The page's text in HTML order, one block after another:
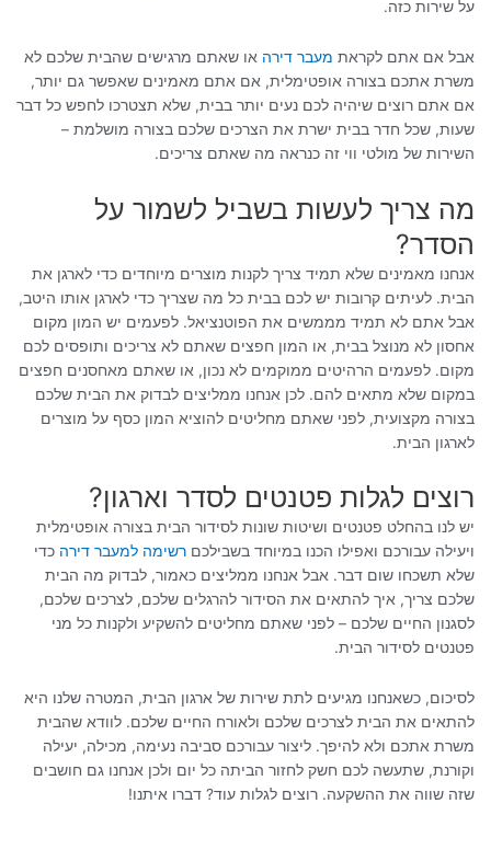
על שירות כזה.
אבל אם אתם לקראת מעבר דירה או שאתם מרגישים שהבית שלכם לא
משרת אתכם בצורה אופטימלית, אם אתם מאמינים שאפשר גם יותר,
אם אתם רוצים שיהיה לכם נעים יותר בבית, שלא תצטרכו לחפש כל דבר
שעות, שכל חדר בבית ישרת את הצרכים שלכם בצורה מושלמת –
השירות של מולטי ווי זה כנראה מה שאתם צריכים.
מה צריך לעשות בשביל לשמור על
הסדר?
אנחנו מאמינים שלא תמיד צריך לקנות מוצרים מיוחדים כדי לארגן את
הבית. לעיתים קרובות יש לכם בבית כל מה שצריך כדי לארגן אותו היטב,
אבל אתם לא תמיד מממשים את הפוטנציאל. לפעמים יש המון מקום
אחסון לא מנוצל בבית, או המון חפצים שאתם לא צריכים ותופסים לכם
מקום. לפעמים הרהיטים ממוקמים לא נכון, או שאתם מאחסנים חפצים
במקום שלא מתאים להם. לכן אנחנו ממליצים לבדוק את הבית שלכם
בצורה מקצועית, לפני שאתם מחליטים להוציא המון כסף על מוצרים
לארגון הבית.
רוצים לגלות פטנטים לסדר וארגון?
יש לנו בהחלט פטנטים ושיטות שונות לסידור הבית בצורה אופטימלית
ויעילה עבורכם ואפילו הכנו במיוחד בשבילכם רשימה למעבר דירה כדי
שלא תשכחו שום דבר. אבל אנחנו ממליצים כאמור, לבדוק מה הבית
שלכם צריך, איך להתאים את הסידור להרגלים שלכם, לצרכים שלכם,
לסגנון החיים שלכם – לפני שאתם מחליטים להשקיע ולקנות כל מני
פטנטים לסידור הבית.
לסיכום, כשאנחנו מגיעים לתת שירות של ארגון הבית, המטרה שלנו היא
להתאים את הבית לצרכים שלכם ולאורח החיים שלכם. לוודא שהבית
משרת אתכם ולא להיפך. ליצור עבורכם סביבה נעימה, מכילה, יעילה
וקורנת, שתעשה לכם חשק לחזור הביתה כל יום ולכן אנחנו גם חושבים
שזה שווה את ההשקעה. רוצים לגלות עוד? דברו איתנו!